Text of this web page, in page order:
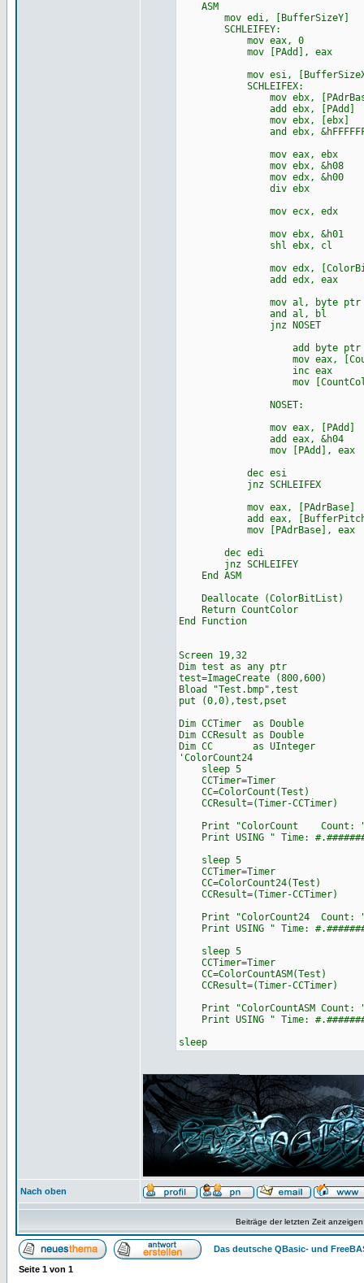
ASM
mov edi, [BufferSizeY]
SCHLEIFEY:
mov eax, 0
mov [PAdd], eax
mov esi,
SCHLEIFEX:
mov ebx,
add ebx, [PAdd]
mov ebx, [ebx]
and ebx,
mov eax, ebx
mov ebx, &h08
mov edx, &h00
div ebx
mov ecx, edx
mov ebx, &h01
shl ebx, cl
mov edx,
add edx, eax
mov al, byte ptr
and al, bl
jnz NOSET
add byte ptr
mov eax,
inc
mov
NOSET:
mov eax, [PAdd]
add eax, &h04
mov [PAdd], eax
dec esi
jnz SCHLEIFEX
mov eax, [PAdrBase]
add eax,
mov [PAdrBase], eax
dec edi
jnz SCHLEIFEY
End ASM
Deallocate (ColorBitList)
Return CountColor
End Function
Screen 19,32
Dim test as any ptr
test=ImageCreate (800,600)
Bload "Test.bmp",test
put (0,0),test,pset
Dim CCTimer as Double
Dim CCResult as Double
Dim CC as UInteger
'ColorCount24
sleep 5
CCTimer=Timer
CC=ColorCount(Test)
CCResult=(Timer-CCTimer)
Print "ColorCount Count:
Print USING " Time:
sleep 5
CCTimer=Timer
CC=ColorCount24(Test)
CCResult=(Timer-CCTimer)
Print "ColorCount24 Count:
Print USING " Time:
sleep 5
CCTimer=Timer
CC=ColorCountASM(Test)
CCResult=(Timer-CCTimer)
Print "ColorCountASM Count:
Print USING " Time:
sleep
Nach oben
Beiträge der letzten Zeit
Das deutsche QBasic- und
Seite 1 von 1